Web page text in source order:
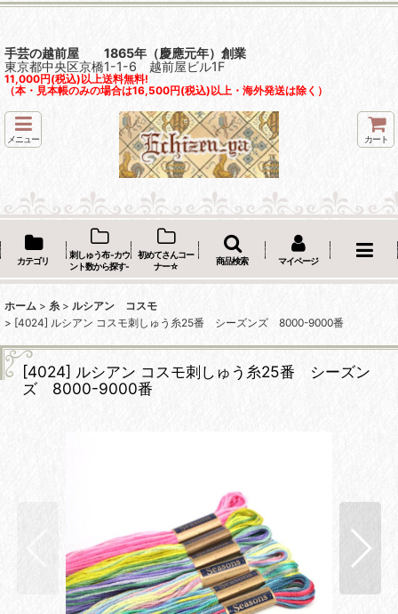
手芸の越前屋 1865年（慶應元年）創業
東京都中央区京橋1-1-6 越前屋ビル1F
11,000円(税込)以上送料無料!
（本・見本帳のみの場合は16,500円(税込)以上・海外発送は除く）
メニュー カート
カテゴリ
刺しゅう布 -カウ
ント数から探す-
初めてさんコー
ナー☆
商品検索 マイページ
ホーム > 糸 > ルシアン コスモ
> [4024] ルシアン コスモ刺しゅう糸25番 シーズンズ 8000-9000番
[4024] ルシアン コスモ刺しゅう糸25番 シーズン
ズ 8000-9000番